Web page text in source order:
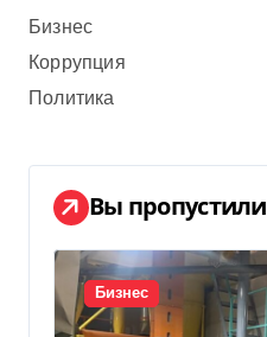
Бизнес
Коррупция
Политика
Вы пропустили
Бизнес